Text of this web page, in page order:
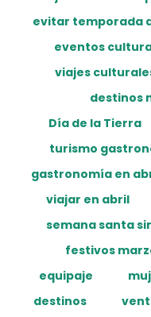
evitar temporada
eventos
viajes
destinos
Día de la Tierra
turismo
gastronomía en
viajar en abril
semana santa
festivos
equipaje
destinos